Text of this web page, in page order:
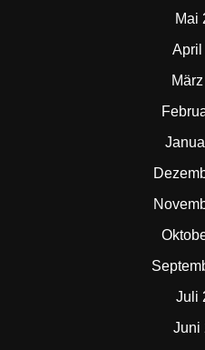
Mai
April
Juli
Juni